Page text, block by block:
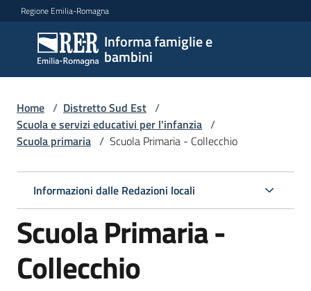
Vai al contenuto
Vai alla navigazione
Vai al footer
Regione Emilia-Romagna
Informa famiglie e
bambini
Informa
famiglie
e
bambini
Centri
per
Home / Distretto Sud Est /
Scuola e servizi educativi per l'infanzia /
Scuola primaria / Scuola Primaria - Collecchio
Informazioni dalle Redazioni locali
Scuola Primaria -
Collecchio